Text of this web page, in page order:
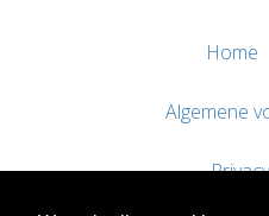
Home
Algemene